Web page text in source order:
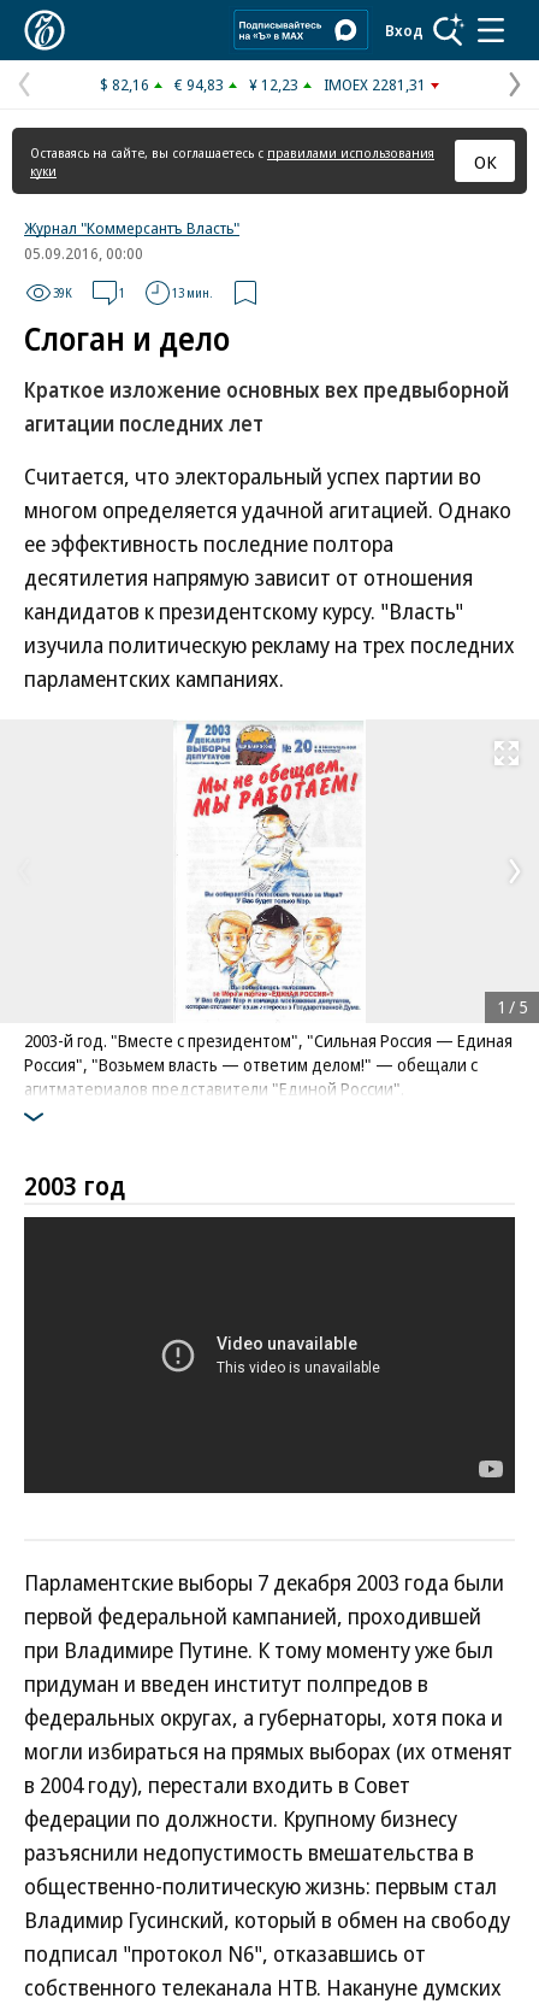
Вход
Предыдущая
страница
$ 82,16 € 94,83 ¥ 12,23 IMOEX 2281,31
Оставаясь на сайте, вы соглашаетесь с правилами использования
куки
ОК
Журнал "Коммерсантъ Власть"
05.09.2016, 00:00
39K 1 13 мин.
Слоган и дело
Краткое изложение основных вех предвыборной
агитации последних лет
Считается, что электоральный успех партии во
многом определяется удачной агитацией. Однако
ее эффективность последние полтора
десятилетия напрямую зависит от отношения
кандидатов к президентскому курсу. "Власть"
изучила политическую рекламу на трех последних
парламентских кампаниях.
Развернуть
2003-й год. "Вместе с президентом", "Сильная Россия — Единая
Россия", "Возьмем власть — ответим делом!" — обещали с
агитматериалов представители "Единой России".
Фото: Из архива партии "Яблоко"
1 / 5
2003 год
Парламентские выборы 7 декабря 2003 года были
первой федеральной кампанией, проходившей
при Владимире Путине. К тому моменту уже был
придуман и введен институт полпредов в
федеральных округах, а губернаторы, хотя пока и
могли избираться на прямых выборах (их отменят
в 2004 году), перестали входить в Совет
федерации по должности. Крупному бизнесу
разъяснили недопустимость вмешательства в
общественно-политическую жизнь: первым стал
Владимир Гусинский, который в обмен на свободу
подписал "протокол N6", отказавшись от
собственного телеканала НТВ. Накануне думских